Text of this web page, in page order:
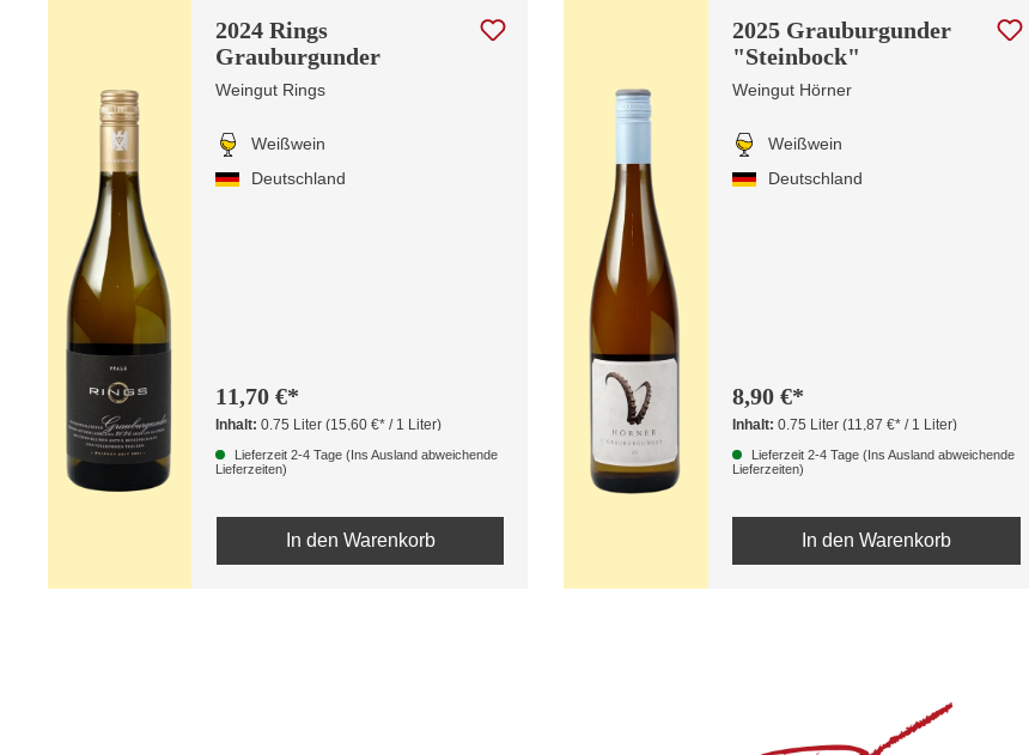
2024 Rings
Grauburgunder
Weingut Rings
Weißwein
Deutschland
11,70 €*
Inhalt:0.75 Liter(15,60 €* / 1 Liter)
Lieferzeit 2-4 Tage (Ins Ausland abweichende
Lieferzeiten)
In den Warenkorb
2025 Grauburgunder
"Steinbock"
Weingut Hörner
Weißwein
Deutschland
8,90 €*
Inhalt: 0.75 Liter (11,87 €* / 1 Liter)
Lieferzeit 2-4 Tage (Ins Ausland abweichende
Lieferzeiten)
In den Warenkorb